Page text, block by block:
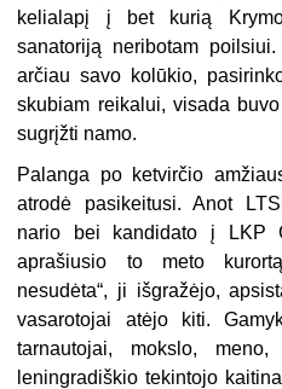
kelialapį į bet kurią
sanatoriją neribotam
arčiau savo kolūkio,
skubiam reikalui, visada
sugrįžti namo.
Palanga po ketvirčio
atrodė pasikeitusi. Anot
nario bei kandidato į LKP
aprašiusio to meto
nesudėta“, ji išgražėjo,
vasarotojai atėjo kiti.
tarnautojai, mokslo,
leningradiškio tekintojo